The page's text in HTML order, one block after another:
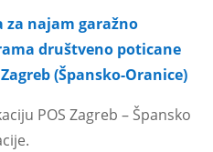
najam garažno
društveno poticane
(Špansko-Oranice)
POS Zagreb – Špansko